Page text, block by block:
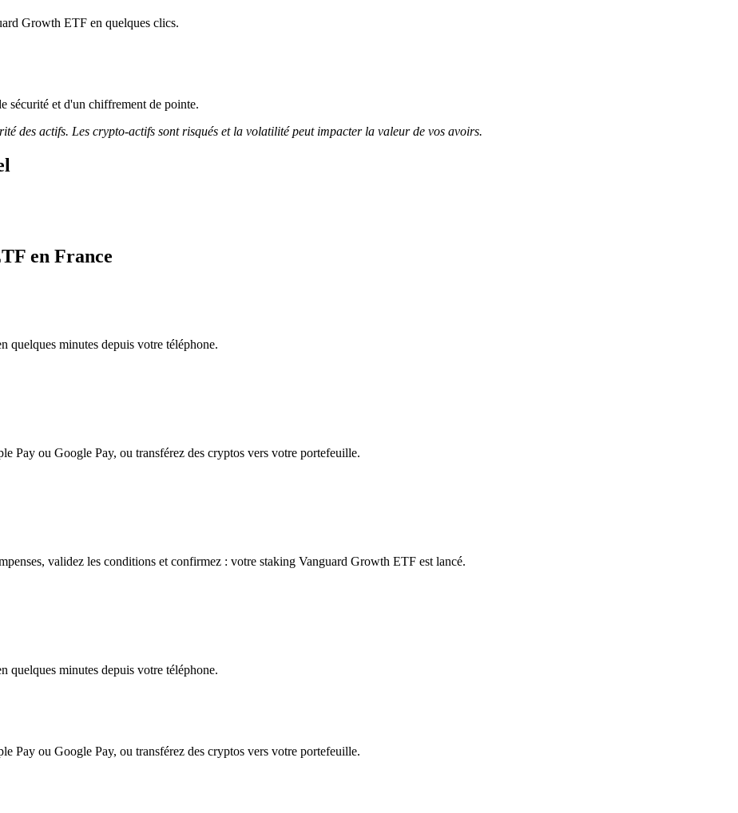
Growth ETF en quelques clics.
sécurité et d'un chiffrement de pointe.
des actifs. Les crypto-actifs sont risqués et la volatilité peut impacter la valeur de vos avoirs.
en France
quelques minutes depuis votre téléphone.
Pay ou Google Pay, ou transférez des cryptos vers votre portefeuille.
validez les conditions et confirmez : votre staking Vanguard Growth ETF est lancé.
quelques minutes depuis votre téléphone.
Pay ou Google Pay, ou transférez des cryptos vers votre portefeuille.